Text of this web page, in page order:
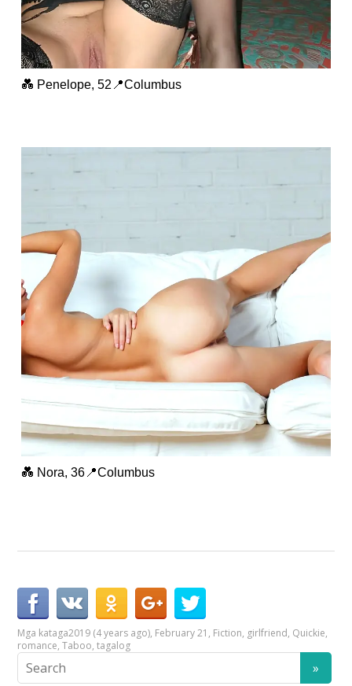
💑 Penelope, 52📍Columbus
💑 Nora, 36📍Columbus
Mga kataga2019 (4 years ago), February 21 , Fiction, girlfriend, Quickie,
romance,Taboo,tagalog